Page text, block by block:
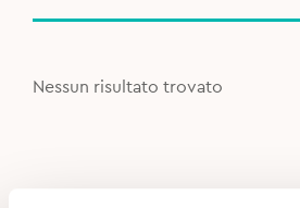
Nessun risultato trovato